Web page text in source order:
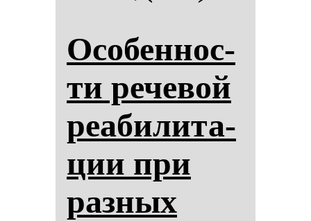
Осо­бен­нос­
ти ре­че­вой
ре­аби­ли­та­
ции при
раз­ных